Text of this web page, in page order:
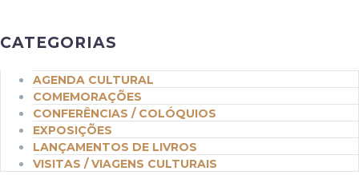
CATEGORIAS
AGENDA CULTURAL
COMEMORAÇÕES
CONFERÊNCIAS / COLÓQUIOS
EXPOSIÇÕES
LANÇAMENTOS DE LIVROS
VISITAS / VIAGENS CULTURAIS